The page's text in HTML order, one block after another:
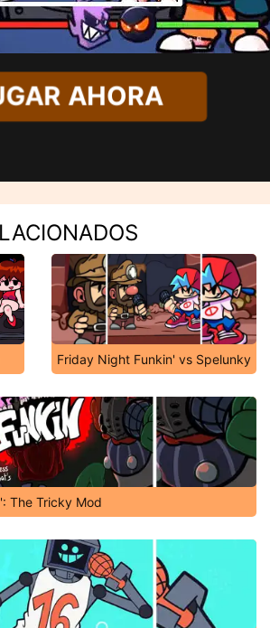
AHORA
Friday Night Funkin' vs Spelunky
The Tricky Mod